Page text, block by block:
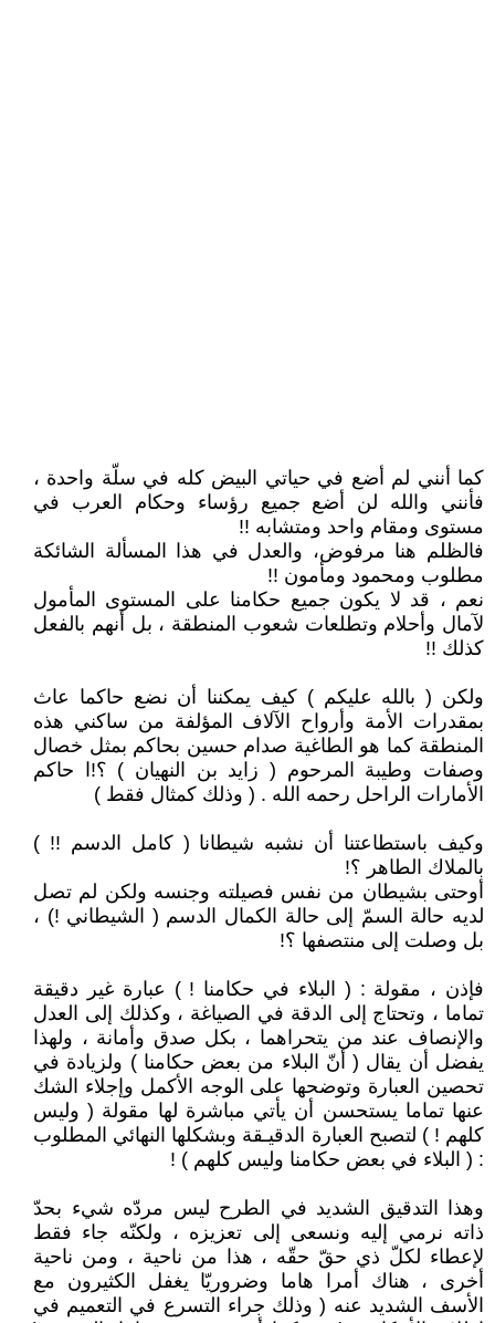
كما أنني لم أضع في حياتي البيض كله في سلّة واحدة ،
فأنني والله لن أضع جميع رؤساء وحكام العرب في
مستوى ومقام واحد ومتشابه !!
فالظلم هنا مرفوض، والعدل في هذا المسألة الشائكة
مطلوب ومحمود ومأمون !!
نعم ، قد لا يكون جميع حكامنا على المستوى المأمول
لآمال وأحلام وتطلعات شعوب المنطقة ، بل أنهم بالفعل
كذلك !!
ولكن ( بالله عليكم ) كيف يمكننا أن نضع حاكما عاث
بمقدرات الأمة وأرواح الآلاف المؤلفة من ساكني هذه
المنطقة كما هو الطاغية صدام حسين بحاكم بمثل خصال
وصفات وطيبة المرحوم ( زايد بن النهيان ) ؟!ا حاكم
الأمارات الراحل رحمه الله . ( وذلك كمثال فقط )
وكيف باستطاعتنا أن نشبه شيطانا ( كامل الدسم !! )
بالملاك الطاهر ؟!
أوحتى بشيطان من نفس فصيلته وجنسه ولكن لم تصل
لديه حالة السمّ إلى حالة الكمال الدسم ( الشيطاني !) ،
بل وصلت إلى منتصفها ؟!
فإذن ، مقولة : ( البلاء في حكامنا ! ) عبارة غير دقيقة
تماما ، وتحتاج إلى الدقة في الصياغة ، وكذلك إلى العدل
والإنصاف عند من يتحراهما ، بكل صدق وأمانة ، ولهذا
يفضل أن يقال ( أنّ البلاء من بعض حكامنا ) ولزيادة في
تحصين العبارة وتوضحها على الوجه الأكمل وإجلاء الشك
عنها تماما يستحسن أن يأتي مباشرة لها مقولة ( وليس
كلهم ! ) لتصبح العبارة الدقيـقة وبشكلها النهائي المطلوب
: ( البلاء في بعض حكامنا وليس كلهم ) !
وهذا التدقيق الشديد في الطرح ليس مردّه شيء بحدّ
ذاته نرمي إليه ونسعى إلى تعزيزه ، ولكنّه جاء فقط
لإعطاء لكلّ ذي حقّ حقّه ، هذا من ناحية ، ومن ناحية
أخرى ، هناك أمرا هاما وضروريّا يغفل الكثيرون مع
الأسف الشديد عنه ( وذلك جراء التسرع في التعميم في